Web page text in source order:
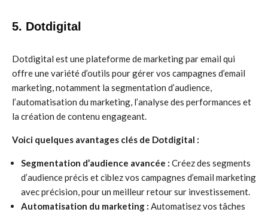
5. Dotdigital
Dotdigital est une plateforme de marketing par email qui
offre une variété d’outils pour gérer vos campagnes d’email
marketing, notamment la segmentation d’audience,
l’automatisation du marketing, l’analyse des performances et
la création de contenu engageant.
Voici quelques avantages clés de Dotdigital :
Segmentation d’audience avancée : Créez des segments
d’audience précis et ciblez vos campagnes d’email marketing
avec précision, pour un meilleur retour sur investissement.
Automatisation du marketing : Automatisez vos tâches